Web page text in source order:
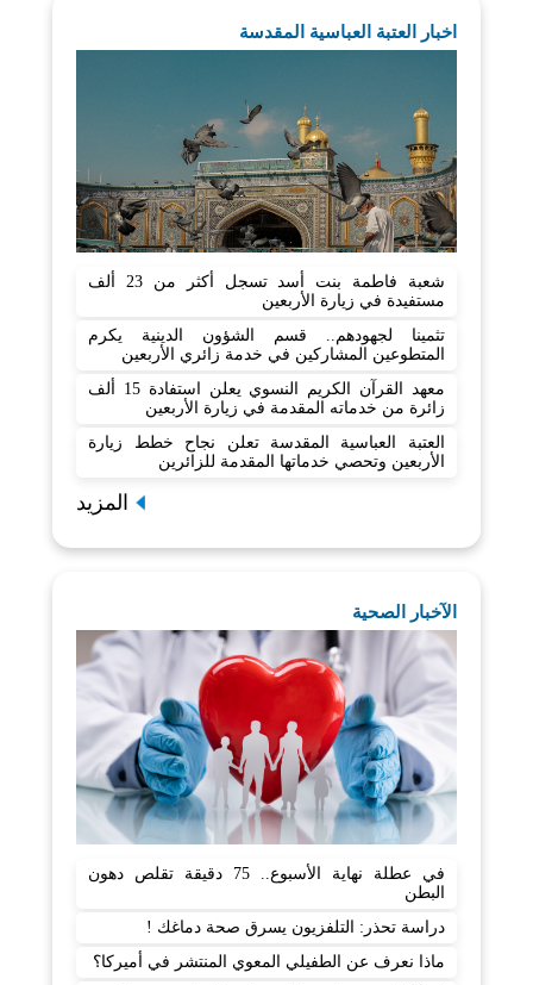
اخبار العتبة العباسية المقدسة
شعبة فاطمة بنت أسد تسجل أكثر من 23 ألف
مستفيدة في زيارة الأربعين
تثمينا لجهودهم.. قسم الشؤون الدينية يكرم
المتطوعين المشاركين في خدمة زائري الأربعين
معهد القرآن الكريم النسوي يعلن استفادة 15 ألف
زائرة من خدماته المقدمة في زيارة الأربعين
العتبة العباسية المقدسة تعلن نجاح خطط زيارة
الأربعين وتحصي خدماتها المقدمة للزائرين
المزيد
الآخبار الصحية
في عطلة نهاية الأسبوع.. 75 دقيقة تقلص دهون
البطن
دراسة تحذر: التلفزيون يسرق صحة دماغك !
ماذا نعرف عن الطفيلي المعوي المنتشر في أميركا؟